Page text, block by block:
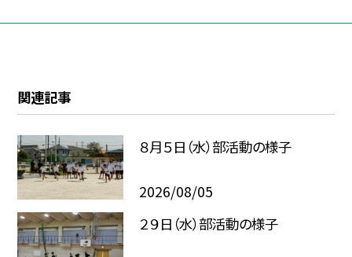
関連記事
８月５日（水）部活動の様子
2026/08/05
２９日（水）部活動の様子